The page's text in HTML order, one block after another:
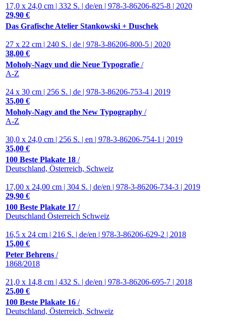
17,0 x 24,0 cm | 332 S. | de/en | 978-3-86206-825-8 | 2020
29,90 €
Das Grafische Atelier Stankowski + Duschek
27 x 22 cm | 240 S. | de | 978-3-86206-800-5 | 2020
38,00 €
Moholy-Nagy und die Neue Typografie /
A-Z
24 x 30 cm | 256 S. | de | 978-3-86206-753-4 | 2019
35,00 €
Moholy-Nagy and the New Typography /
A-Z
30,0 x 24,0 cm | 256 S. | en | 978-3-86206-754-1 | 2019
35,00 €
100 Beste Plakate 18 /
Deutschland, Österreich, Schweiz
17,00 x 24,00 cm | 304 S. | de/en | 978-3-86206-734-3 | 2019
29,90 €
100 Beste Plakate 17 /
Deutschland Österreich Schweiz
16,5 x 24 cm | 216 S. | de/en | 978-3-86206-629-2 | 2018
15,00 €
Peter Behrens /
1868/2018
21,0 x 14,8 cm | 432 S. | de/en | 978-3-86206-695-7 | 2018
25,00 €
100 Beste Plakate 16 /
Deutschland, Österreich, Schweiz